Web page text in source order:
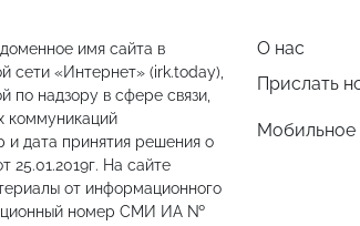
имя сайта в
сети «Интернет» (irk.today),
по надзору в сфере связи,
коммуникаций
и дата принятия решения о
На сайте
от информационного
номер СМИ ИА №
О нас
Прислать